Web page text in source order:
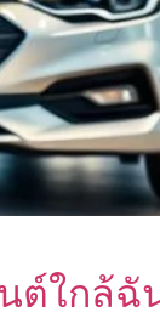
ต์ใกล้ฉั